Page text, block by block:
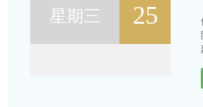
星期三 25